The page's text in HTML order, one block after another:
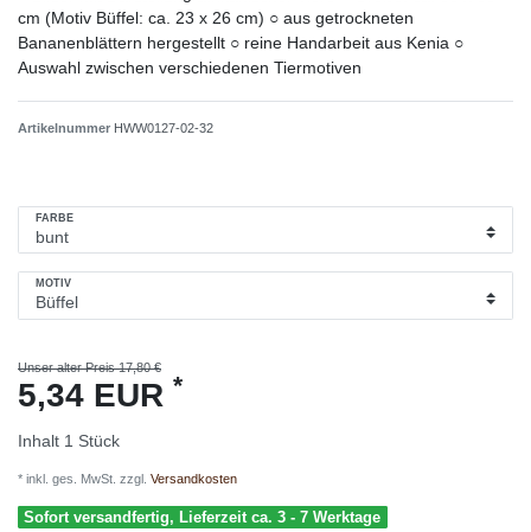
cm (Motiv Büffel: ca. 23 x 26 cm) ○ aus getrockneten
Bananenblättern hergestellt ○ reine Handarbeit aus Kenia ○
Auswahl zwischen verschiedenen Tiermotiven
Artikelnummer HWW0127-02-32
FARBE
MOTIV
Unser alter Preis 17,80 €
5,34 EUR *
Inhalt 1 Stück
* inkl. ges. MwSt. zzgl. Versandkosten
Sofort versandfertig, Lieferzeit ca. 3 - 7 Werktage